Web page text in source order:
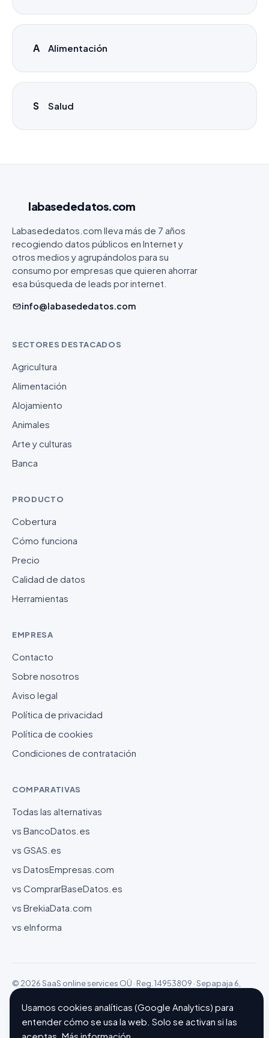
A Alimentación
S Salud
labasededatos.com
Labasededatos.com lleva más de 7 años
recogiendo datos públicos en Internet y
otros medios y agrupándolos para su
consumo por empresas que quieren ahorrar
esa búsqueda de leads por internet.
info@labasededatos.com
SECTORES DESTACADOS
Agricultura
Alimentación
Alojamiento
Animales
Arte y culturas
Banca
PRODUCTO
Cobertura
Cómo funciona
Precio
Calidad de datos
Herramientas
EMPRESA
Contacto
Sobre nosotros
Aviso legal
Política de privacidad
Política de cookies
Condiciones de contratación
COMPARATIVAS
Todas las alternativas
vs BancoDatos.es
vs GSAS.es
vs DatosEmpresas.com
vs ComprarBaseDatos.es
vs BrekiaData.com
vs eInforma
© 2026 SaaS online services OÜ · Reg. 14953809 · Sepapaja 6,
15551 Tallinn (Estonia)
Configurar cookiesHecho con ❤ en Barcelona
Usamos cookies analíticas (Google Analytics) para
entender cómo se usa la web. Solo se activan si las